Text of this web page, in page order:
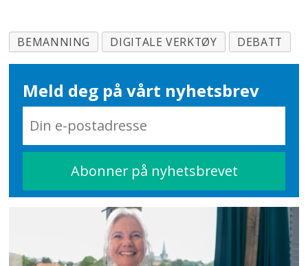
BEMANNING DIGITALE VERKTØY DEBATT
Meld deg på vårt nyhetsbrev